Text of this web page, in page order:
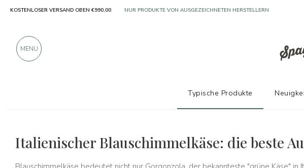
Italienischer Blauschimmelkäse: die beste
Blauschimmelkäse
KOSTENLOSER VERSAND OBEN €990,00 ÜBER 900 POSITIVE BEWERTUNGEN
MENU
Typische Produkte